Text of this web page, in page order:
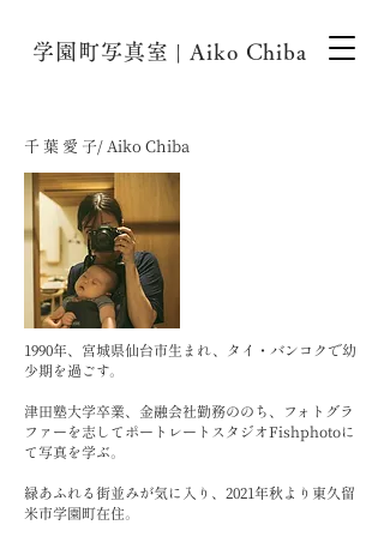
学園町写真室 | Aiko Chiba
千 葉 愛 子​/ Aiko Chiba
1990年、宮城県仙台市生まれ、タイ・バンコクで幼
少期を過ごす。
津田塾大学卒業、金融会社勤務ののち、フォトグラ
ファーを志して ポートレートスタジオFishphotoに
て写真を学ぶ。
緑あふれる街並みが気に入り、2021年秋より東久留
米市学園町在住。